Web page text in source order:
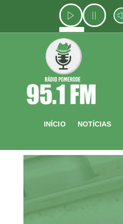
o
INÍCIO NOTÍCIAS